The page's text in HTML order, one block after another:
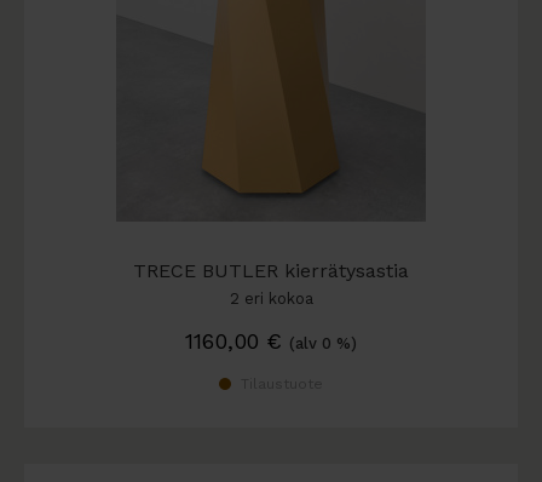
TRECE BUTLER kierrätysastia
2 eri kokoa
1160,00 € (alv 0 %)